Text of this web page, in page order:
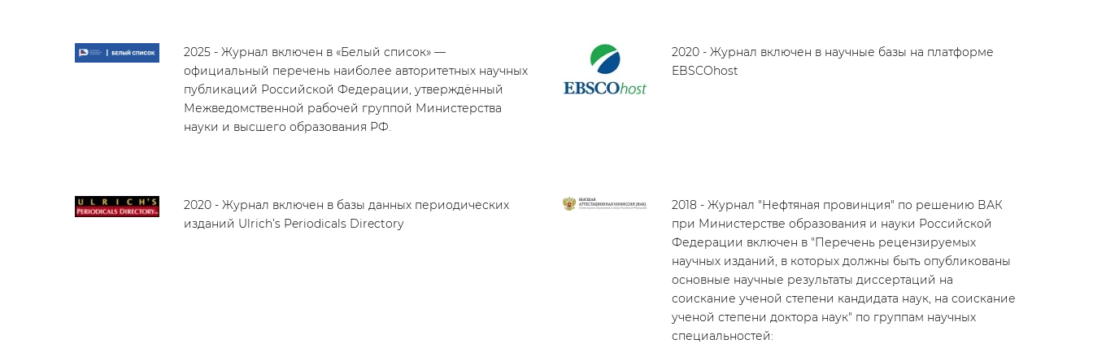
2025 - Журнал включен в «Белый список» —
официальный перечень наиболее авторитетных научных
публикаций Российской Федерации, утверждённый
Межведомственной рабочей группой Министерства
науки и высшего образования РФ.
2020 - Журнал включен в научные базы на платформе
EBSCOhost
2020 - Журнал включен в базы данных периодических
изданий Ulrich’s Periodicals Directory
2018 - Журнал "Нефтяная провинция" по решению ВАК
при Министерстве образования и науки Российской
Федерации включен в "Перечень рецензируемых
научных изданий, в которых должны быть опубликованы
основные научные результаты диссертаций на
соискание ученой степени кандидата наук, на соискание
ученой степени доктора наук" по группам научных
специальностей: